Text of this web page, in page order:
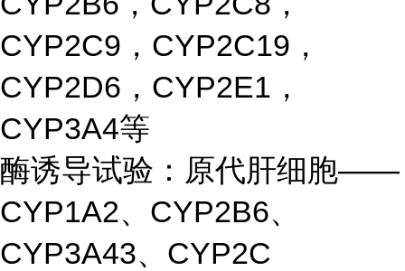
CYP2C9，CYP2C19，
CYP2D6，CYP2E1，
CYP3A4等
酶诱导试验：原代肝细胞——
CYP1A2、CYP2B6、
CYP3A43、CYP2C